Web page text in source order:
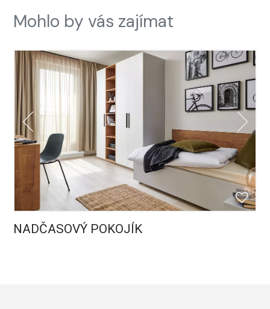
Mohlo by vás zajímat
NADČASOVÝ POKOJÍK